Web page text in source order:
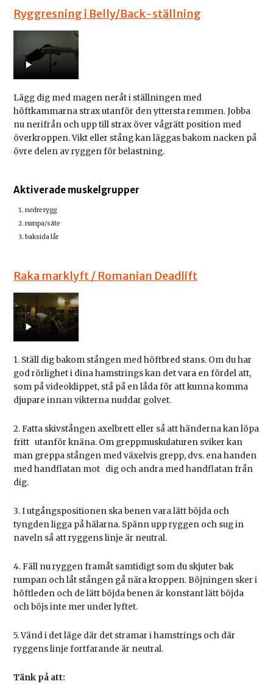
Ryggresning i Belly/Back-ställning
Lägg dig med magen neråt i ställningen med
höftkammarna strax utanför den yttersta remmen. Jobba
nu nerifrån och upp till strax över vågrätt position med
överkroppen. Vikt eller stång kan läggas bakom nacken på
övre delen av ryggen för belastning.
Aktiverade muskelgrupper
nedre rygg
rumpa/säte
baksida lår
Raka marklyft / Romanian Deadlift
1. Ställ dig bakom stången med höftbred stans. Om du har
god rörlighet i dina hamstrings kan det vara en fördel att,
som på videoklippet, stå på en låda för att kunna komma
djupare innan vikterna nuddar golvet.
2. Fatta skivstången axelbrett eller så att händerna kan löpa
fritt utanför knäna. Om greppmuskulaturen sviker kan
man greppa stången med växelvis grepp, dvs. ena handen
med handflatan mot dig och andra med handflatan från
dig.
3. I utgångspositionen ska benen vara lätt böjda och
tyngden ligga på hälarna. Spänn upp ryggen och sug in
naveln så att ryggens linje är neutral.
4. Fäll nu ryggen framåt samtidigt som du skjuter bak
rumpan och låt stången gå nära kroppen. Böjningen sker i
höftleden och de lätt böjda benen är konstant lätt böjda
och böjs inte mer under lyftet.
5. Vänd i det läge där det stramar i hamstrings och där
ryggens linje fortfarande är neutral.
Tänk på att: